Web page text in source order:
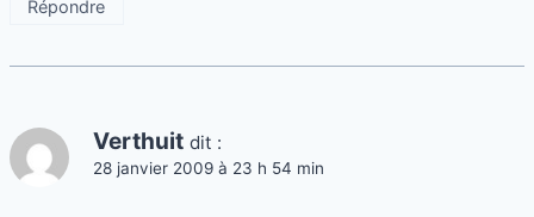
Répondre
Verthuit dit :
28 janvier 2009 à 23 h 54 min